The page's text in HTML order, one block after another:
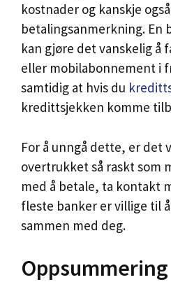
kostnader og kanskje
betalingsanmerkning. En
kan gjøre det vanskelig å
eller mobilabonnement i
samtidig at hvis du
kredittsjekken komme
For å unngå dette, er det
overtrukket så raskt som
med å betale, ta kontakt
fleste banker er villige til
sammen med deg.
Oppsummering